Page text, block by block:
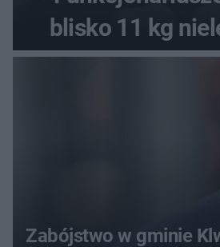
blisko 11 kg
Zabójstwo w gminie